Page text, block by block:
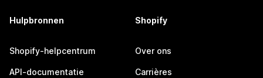
Hulpbronnen
Shopify-helpcentrum
API-documentatie
Shopify
Over ons
Carrières